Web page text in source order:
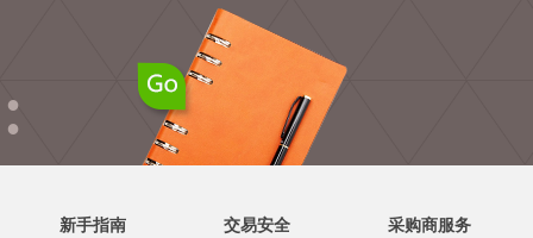
●
●
新手指南 交易安全 采购商服务